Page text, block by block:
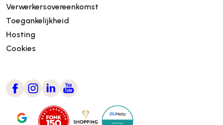
Verwerkersovereenkomst
Toegankelijkheid
Hosting
Cookies